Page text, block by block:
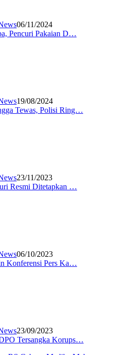
06/11/2024
Pencuri Pakaian D…
19/08/2024
Tewas, Polisi Ring…
23/11/2023
Resmi Ditetapkan …
06/10/2023
Konferensi Pers Ka…
23/09/2023
Tersangka Korups…